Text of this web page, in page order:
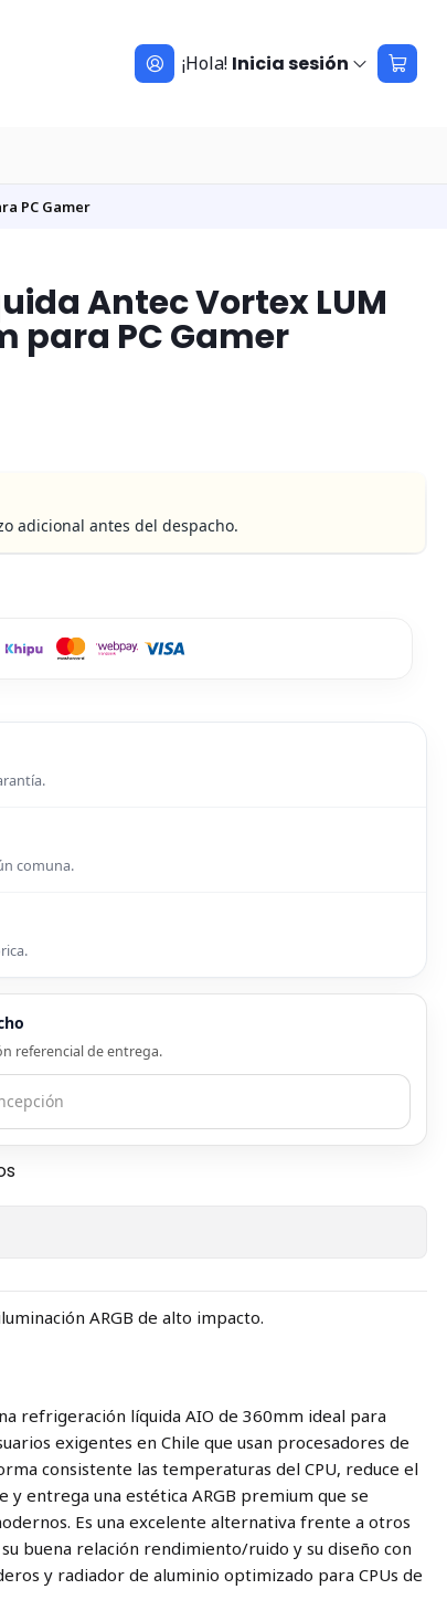
¡Hola! Inicia sesión
PC Gamer
Antec Vortex LUM
para PC Gamer
adicional antes del despacho.
comuna.
referencial de entrega.
ARGB de alto impacto.
refrigeración líquida AIO de 360mm ideal para
exigentes en Chile que usan procesadores de
consistente las temperaturas del CPU, reduce el
entrega una estética ARGB premium que se
Es una excelente alternativa frente a otros
buena relación rendimiento/ruido y su diseño con
y radiador de aluminio optimizado para CPUs de